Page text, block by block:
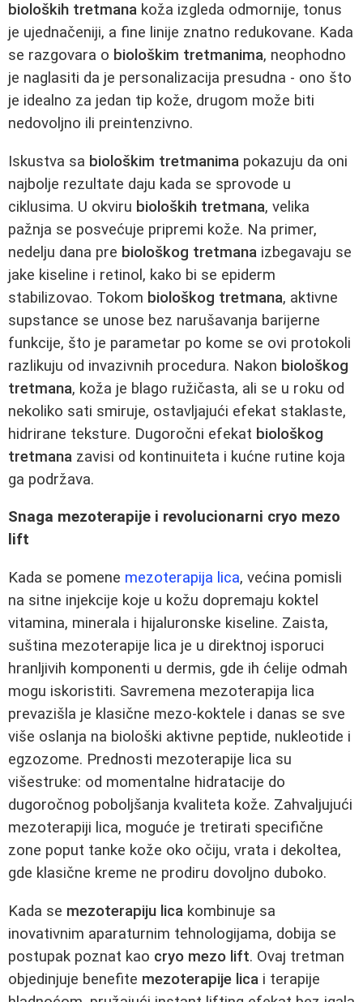
bioloških tretmana koža izgleda odmornije, tonus
je ujednačeniji, a fine linije znatno redukovane. Kada
se razgovara o biološkim tretmanima, neophodno
je naglasiti da je personalizacija presudna - ono što
je idealno za jedan tip kože, drugom može biti
nedovoljno ili preintenzivno.
Iskustva sa biološkim tretmanima pokazuju da oni
najbolje rezultate daju kada se sprovode u
ciklusima. U okviru bioloških tretmana, velika
pažnja se posvećuje pripremi kože. Na primer,
nedelju dana pre biološkog tretmana izbegavaju se
jake kiseline i retinol, kako bi se epiderm
stabilizovao. Tokom biološkog tretmana, aktivne
supstance se unose bez narušavanja barijerne
funkcije, što je parametar po kome se ovi protokoli
razlikuju od invazivnih procedura. Nakon biološkog
tretmana, koža je blago ružičasta, ali se u roku od
nekoliko sati smiruje, ostavljajući efekat staklaste,
hidrirane teksture. Dugoročni efekat biološkog
tretmana zavisi od kontinuiteta i kućne rutine koja
ga podržava.
Snaga mezoterapije i revolucionarni cryo mezo
lift
Kada se pomene mezoterapija lica, većina pomisli
na sitne injekcije koje u kožu dopremaju koktel
vitamina, minerala i hijaluronske kiseline. Zaista,
suština mezoterapije lica je u direktnoj isporuci
hranljivih komponenti u dermis, gde ih ćelije odmah
mogu iskoristiti. Savremena mezoterapija lica
prevazišla je klasične mezo-koktele i danas se sve
više oslanja na biološki aktivne peptide, nukleotide i
egzozome. Prednosti mezoterapije lica su
višestruke: od momentalne hidratacije do
dugoročnog poboljšanja kvaliteta kože. Zahvaljujući
mezoterapiji lica, moguće je tretirati specifične
zone poput tanke kože oko očiju, vrata i dekoltea,
gde klasične kreme ne prodiru dovoljno duboko.
Kada se mezoterapiju lica kombinuje sa
inovativnim aparaturnim tehnologijama, dobija se
postupak poznat kao cryo mezo lift. Ovaj tretman
objedinjuje benefite mezoterapije lica i terapije